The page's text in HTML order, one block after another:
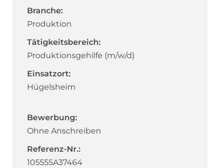
Branche:
Produktion
Tätigkeitsbereich:
Produktionsgehilfe (m/w/d)
Einsatzort:
Hügelsheim
Bewerbung:
Ohne Anschreiben
Referenz-Nr.:
105555A37464